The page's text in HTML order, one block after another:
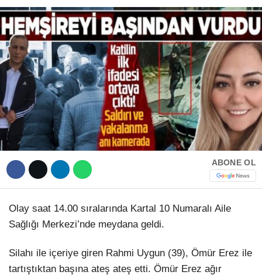
WhatsApp İhbar
Hattı
Facebook
TikTok
PARAMEDİK (AABT)
STK
İLANLAR
TERCİH ROBOTU
ABONE OL
Olay saat 14.00 sıralarında Kartal 10 Numaralı Aile
Sağlığı Merkezi’nde meydana geldi.
Silahı ile içeriye giren Rahmi Uygun (39), Ömür Erez ile
tartıştıktan başına ateş ateş etti. Ömür Erez ağır